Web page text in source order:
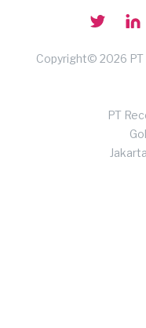
Copyright© 2026
PT